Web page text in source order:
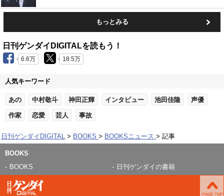
もっとみる
日刊ゲンダイDIGITALを読もう！
6.6万 18.5万
人気キーワード
あの 中村敬斗 神田正輝 インタビュー 池田佳隆 声優
作家 恋愛 芸人 事故
日刊ゲンダイDIGITAL BOOKS BOOKSニュース 記事
BOOKS
BOOKS
日刊ゲンダイの書籍